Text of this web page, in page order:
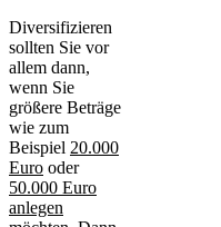
Diversifizieren
sollten Sie vor
allem dann,
wenn Sie
größere Beträge
wie zum
Beispiel 20.000
Euro oder
50.000 Euro
anlegen